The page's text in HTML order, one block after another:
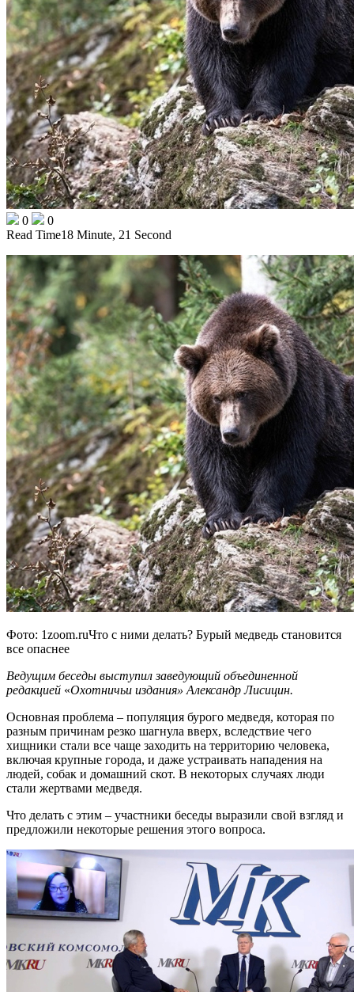
0
0
Read Time18 Minute, 21 Second
Фото: 1zoom.ruЧто с ними делать? Бурый медведь становится
все опаснее
Ведущим беседы выступил заведующий объединенной
редакцией «Охотничьи издания» Александр Лисицин.
Основная проблема – популяция бурого медведя, которая по
разным причинам резко шагнула вверх, вследствие чего
хищники стали все чаще заходить на территорию человека,
включая крупные города, и даже устраивать нападения на
людей, собак и домашний скот. В некоторых случаях люди
стали жертвами медведя.
Что делать с этим – участники беседы выразили свой взгляд и
предложили некоторые решения этого вопроса.